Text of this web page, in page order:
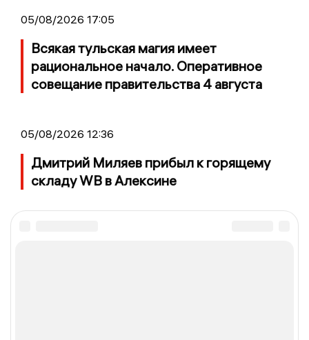
05/08/2026 17:05
Всякая тульская магия имеет
рациональное начало. Оперативное
совещание правительства 4 августа
05/08/2026 12:36
Дмитрий Миляев прибыл к горящему
складу WB в Алексине